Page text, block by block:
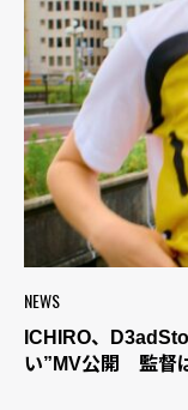
NEWS
ICHIRO、
い”MV公開 監督